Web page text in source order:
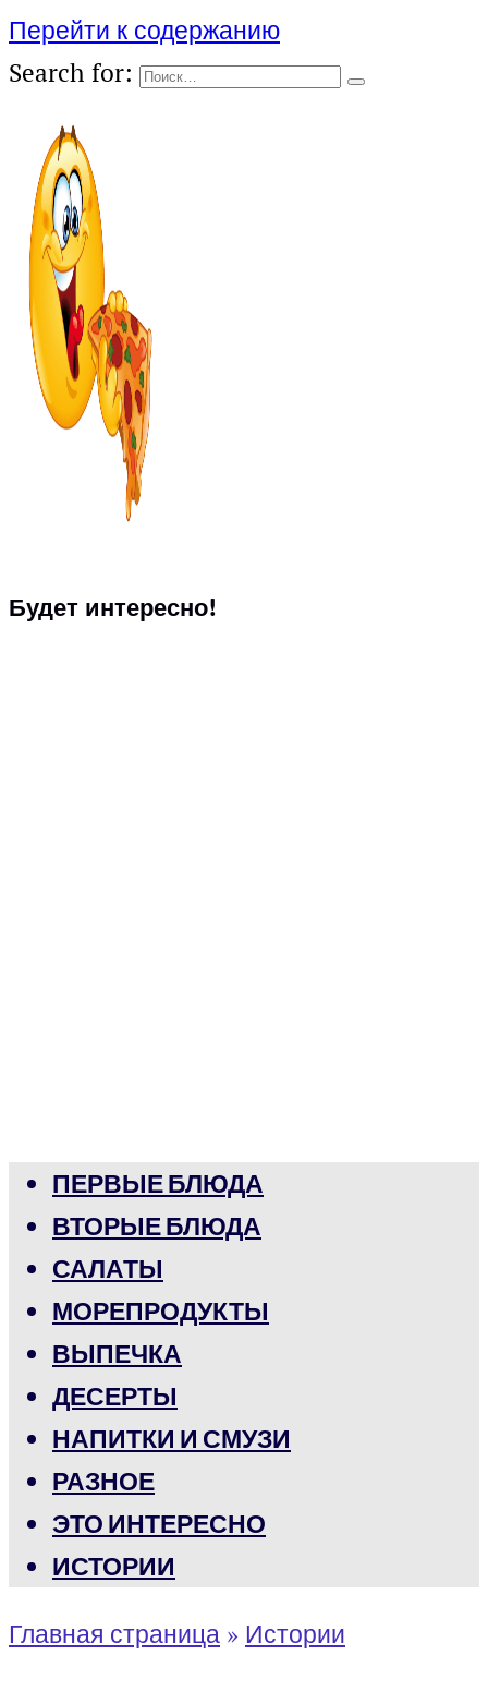
Перейти к содержанию
Search for:
Будет интересно!
ПЕРВЫЕ БЛЮДА
ВТОРЫЕ БЛЮДА
САЛАТЫ
МОРЕПРОДУКТЫ
ВЫПЕЧКА
ДЕСЕРТЫ
НАПИТКИ И СМУЗИ
РАЗНОЕ
ЭТО ИНТЕРЕСНО
ИСТОРИИ
Главная страница » Истории